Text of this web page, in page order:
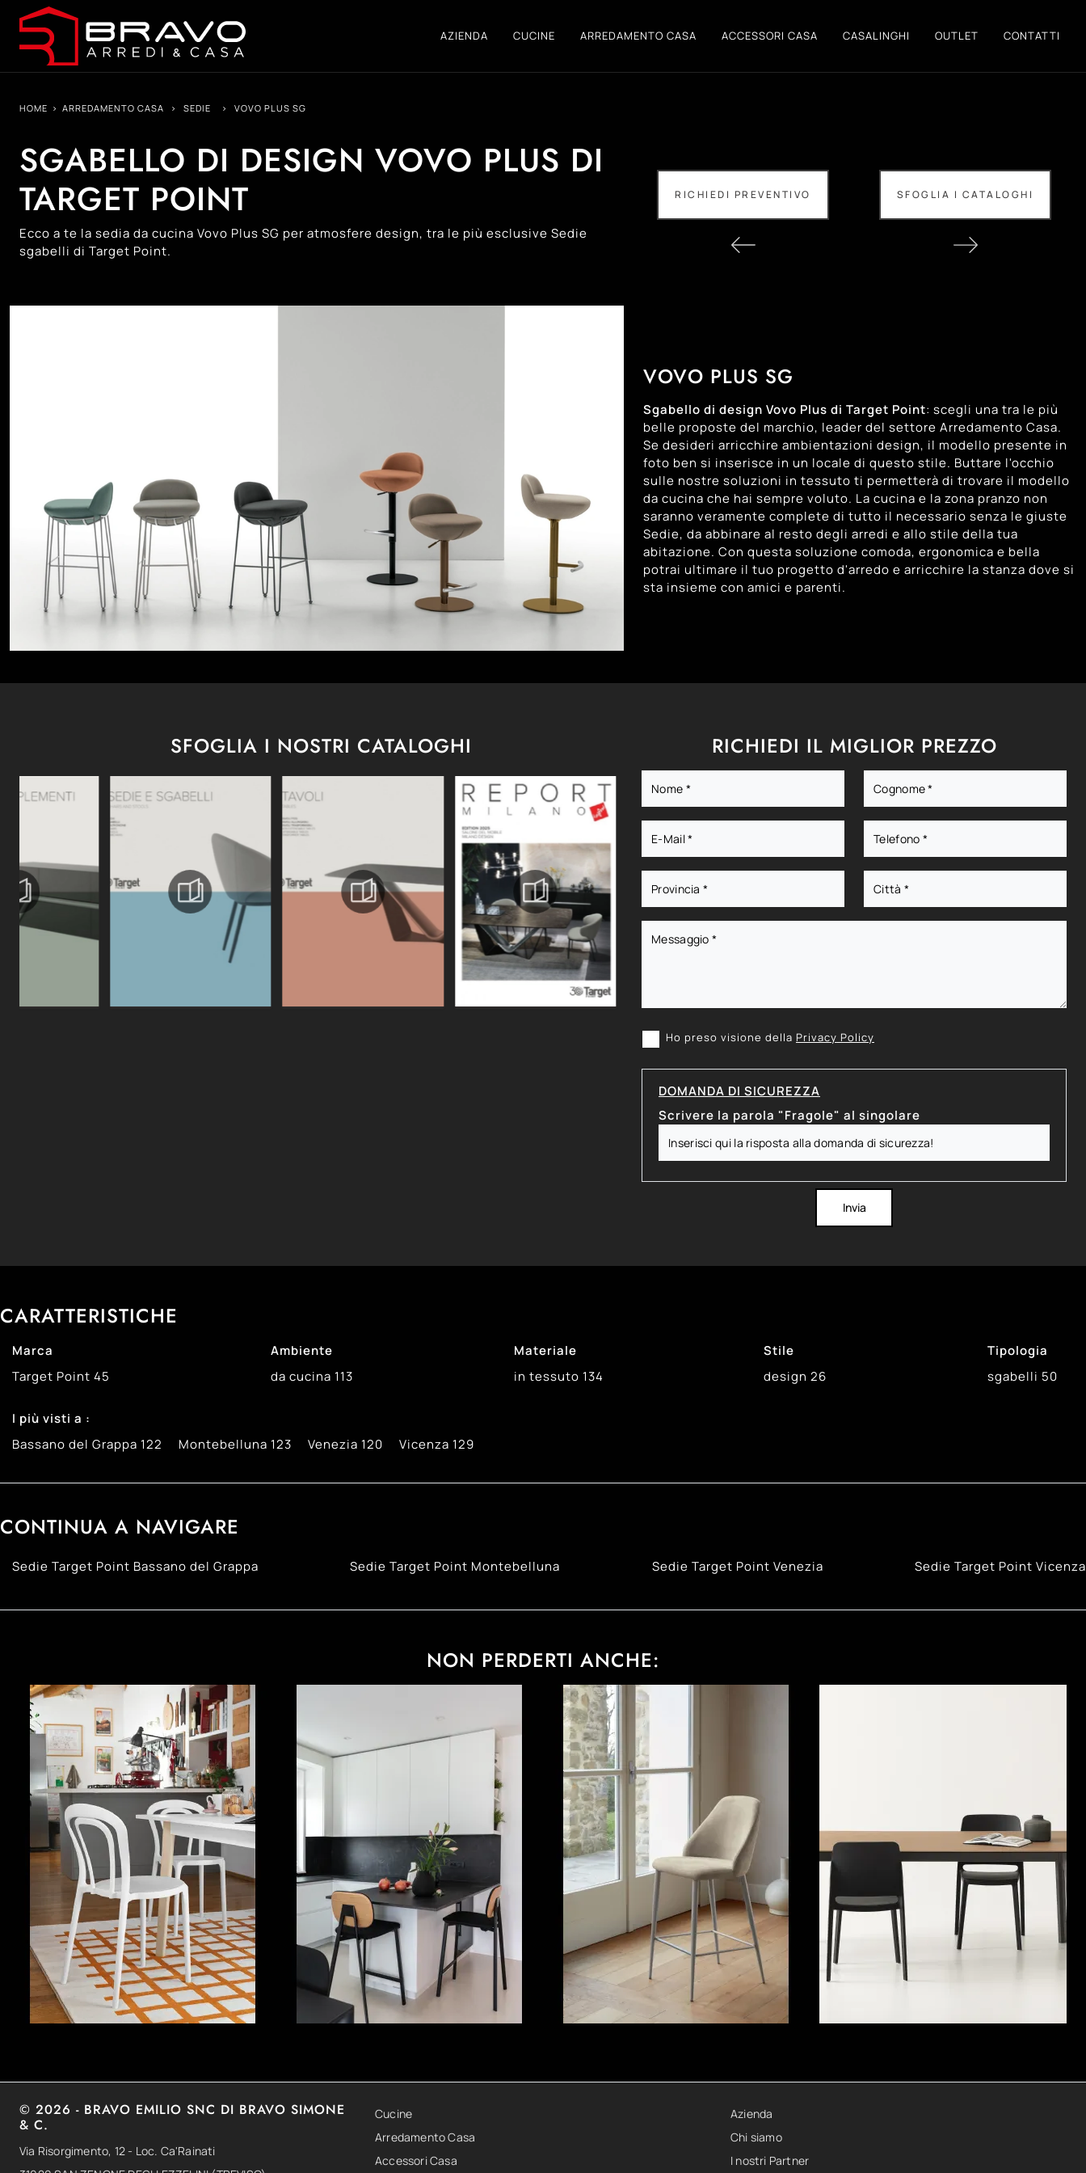
AZIENDA CUCINE ARREDAMENTO CASA ACCESSORI CASA CASALINGHI OUTLET CONTATTI
HOME > ARREDAMENTO CASA > SEDIE > VOVO PLUS SG
SGABELLO DI DESIGN VOVO PLUS DI
TARGET POINT
Ecco a te la sedia da cucina Vovo Plus SG per atmosfere design, tra le più esclusive Sedie
sgabelli di Target Point.
RICHIEDI PREVENTIVO SFOGLIA I CATALOGHI
VOVO PLUS SG
Sgabello di design Vovo Plus di Target Point: scegli una tra le più
belle proposte del marchio, leader del settore Arredamento Casa.
Se desideri arricchire ambientazioni design, il modello presente in
foto ben si inserisce in un locale di questo stile. Buttare l'occhio
sulle nostre soluzioni in tessuto ti permetterà di trovare il modello
da cucina che hai sempre voluto. La cucina e la zona pranzo non
saranno veramente complete di tutto il necessario senza le giuste
Sedie, da abbinare al resto degli arredi e allo stile della tua
abitazione. Con questa soluzione comoda, ergonomica e bella
potrai ultimare il tuo progetto d'arredo e arricchire la stanza dove si
sta insieme con amici e parenti.
SFOGLIA I NOSTRI CATALOGHI RICHIEDI IL MIGLIOR PREZZO
Ho preso visione della Privacy Policy
DOMANDA DI SICUREZZA
Scrivere la parola "Fragole" al singolare
Invia
CARATTERISTICHE
Marca
Target Point 45
Ambiente
da cucina 113
Materiale
in tessuto 134
Stile
design26
Tipologia
sgabelli 50
I più visti a :
Bassano del Grappa 122 Montebelluna 123 Venezia 120 Vicenza 129
CONTINUA A NAVIGARE
Sedie Target Point Bassano del Grappa Sedie Target Point Montebelluna Sedie Target Point Venezia Sedie Target Point Vicenza
NON PERDERTI ANCHE:
© 2026 - BRAVO EMILIO SNC DI BRAVO SIMONE
& C.
Via Risorgimento, 12 - Loc. Ca'Rainati
Cucine
Arredamento Casa
Accessori Casa
Azienda
Chi siamo
I nostri Partner